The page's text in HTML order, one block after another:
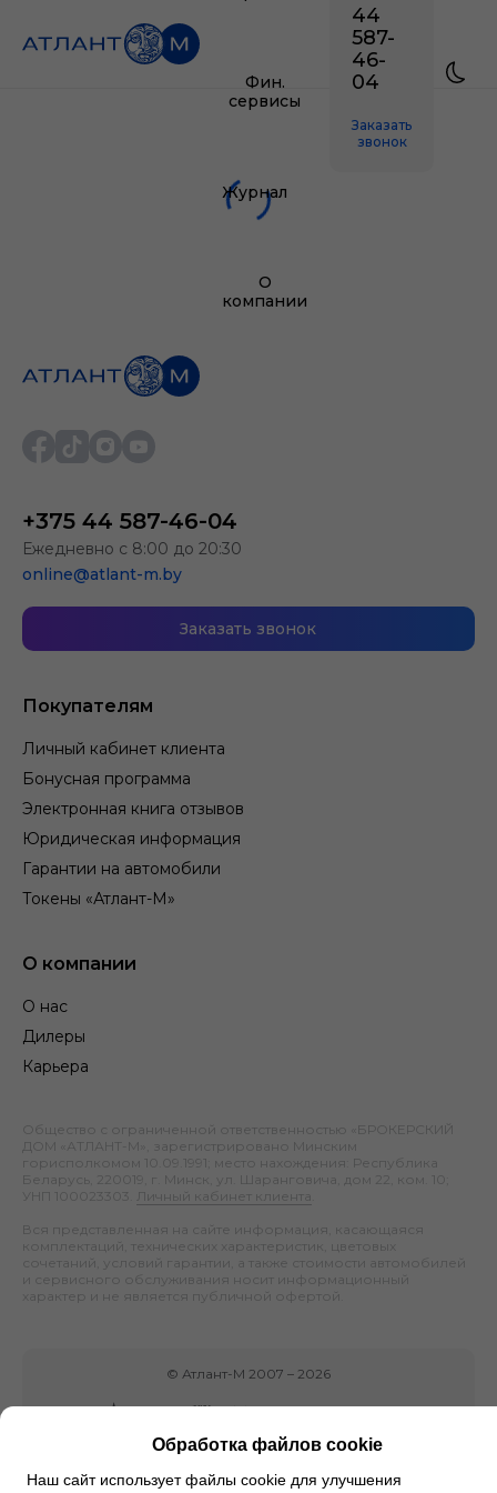
Фин.
сервисы
Журнал
О
компании
44
587-
46-
04
Заказать
звонок
Покупателям
Личный кабинет клиента
Бонусная программа
Электронная книга отзывов
Юридическая информация
Гарантии на автомобили
Токены «Атлант-М»
О компании
О нас
Дилеры
Карьера
+375 44 587-46-04
Ежедневно с 8:00 до 20:30
online@atlant-m.by
Заказать звонок
Общество с ограниченной ответственностью «БРОКЕРСКИЙ
ДОМ «АТЛАНТ-М», зарегистрировано Минским
горисполкомом 10.09.1991; место нахождения: Республика
Беларусь, 220019, г. Минск, ул. Шаранговича, дом 22, ком. 10;
УНП 100023303.
Личный кабинет клиента
Вся представленная на сайте информация, касающаяся
комплектаций, технических характеристик, цветовых
сочетаний, условий гарантии, а также стоимости автомобилей
и сервисного обслуживания носит информационный
характер и не является публичной офертой.
© Атлант-М 2007 – 2026
Обработка файлов cookie
Наш сайт использует файлы cookie для улучшения